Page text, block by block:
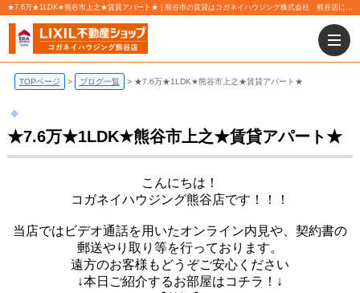
★7.6万★1LDK★熊谷市上之★賃貸アパート★ | 熊谷市の賃貸はコガネイハウジング株式会社 熊谷店にお任せ下さい！
TOPページ ブログ一覧 ★7.6万★1LDK★熊谷市上之★賃貸アパート★
★7.6万★1LDK★熊谷市上之★賃貸アパート★
こんにちは！
コガネイハウジング熊谷店です！！！
当店ではビデオ通話を用いたオンライン内見や、契約書の
郵送やり取り等を行っております。
遠方のお客様もどうぞご安心ください
↓本日ご紹介するお部屋はコチラ！↓